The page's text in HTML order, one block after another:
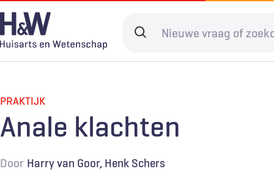
Overslaan
en
naar
gaan
Search
Spoedzorg
Digitale zorg
Abonneren
PRAKTIJK
Anale klachten
Door Harry van Goor Henk Schers